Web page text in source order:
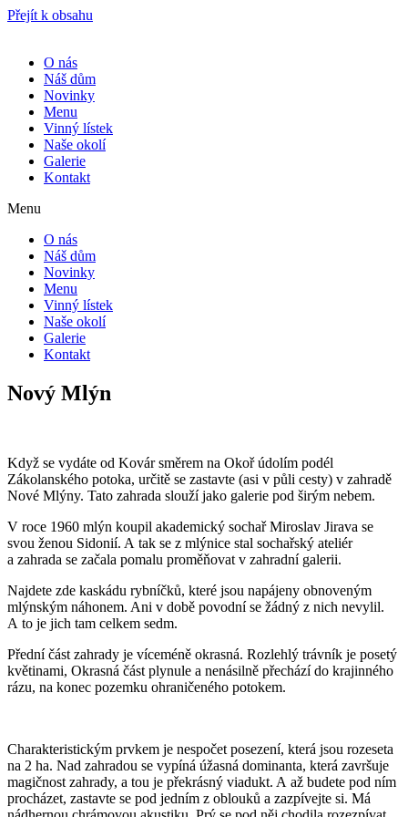
Přejít k obsahu
O nás
Náš dům
Novinky
Menu
Vinný lístek
Naše okolí
Galerie
Kontakt
Menu
O nás
Náš dům
Novinky
Menu
Vinný lístek
Naše okolí
Galerie
Kontakt
Nový Mlýn
Když se vydáte od Kovár směrem na Okoř údolím podél
Zákolanského potoka, určitě se zastavte (asi v půli cesty) v zahradě
Nové Mlýny. Tato zahrada slouží jako galerie pod širým nebem.
V roce 1960 mlýn koupil akademický sochař Miroslav Jirava se
svou ženou Sidonií. A tak se z mlýnice stal sochařský ateliér
a zahrada se začala pomalu proměňovat v zahradní galerii.
Najdete zde kaskádu rybníčků, které jsou napájeny obnoveným
mlýnským náhonem. Ani v době povodní se žádný z nich nevylil.
A to je jich tam celkem sedm.
Přední část zahrady je víceméně okrasná. Rozlehlý trávník je posetý
květinami, Okrasná část plynule a nenásilně přechází do krajinného
rázu, na konec pozemku ohraničeného potokem.
Charakteristickým prvkem je nespočet posezení, která jsou rozeseta
na 2 ha. Nad zahradou se vypíná úžasná dominanta, která završuje
magičnost zahrady, a tou je překrásný viadukt. A až budete pod ním
procházet, zastavte se pod jedním z oblouků a zazpívejte si. Má